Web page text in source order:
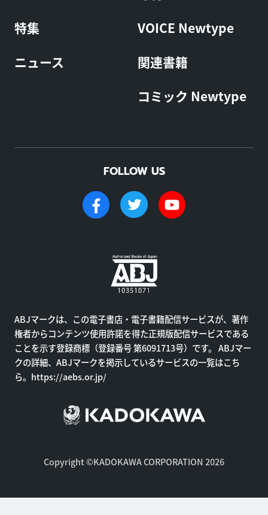
特集
ニュース
VOICE Newtype
関連書籍
コミック Newtype
FOLLOW US
ABJマークは、この電子書店・電子書籍配信サービスが、著作
権者からコンテンツ使用許諾を得た正規版配信サービスである
ことを示す登録商標（登録番号 第6091713号）です。 ABJマー
クの詳細、ABJマークを掲示しているサービスの一覧はこち
ら。 https://aebs.or.jp/
Copyright ©KADOKAWA CORPORATION 2026